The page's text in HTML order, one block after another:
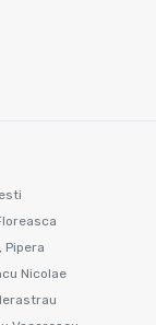
Nicolae